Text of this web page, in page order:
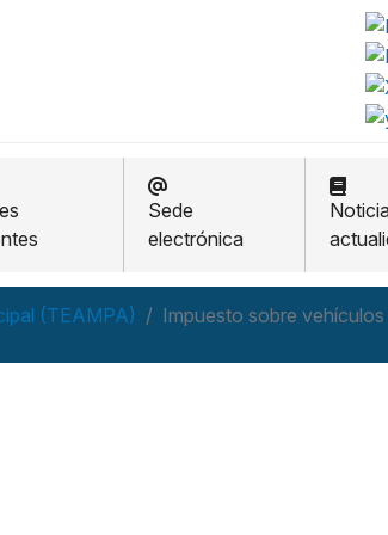
Sede
electrónica
(TEAMPA) Impuesto sobre